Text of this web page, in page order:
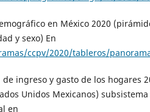
en México 2020
y sexo) En
ccpv/2020/tableros/
ingreso y gasto de los hogares
Unidos Mexicanos)
en